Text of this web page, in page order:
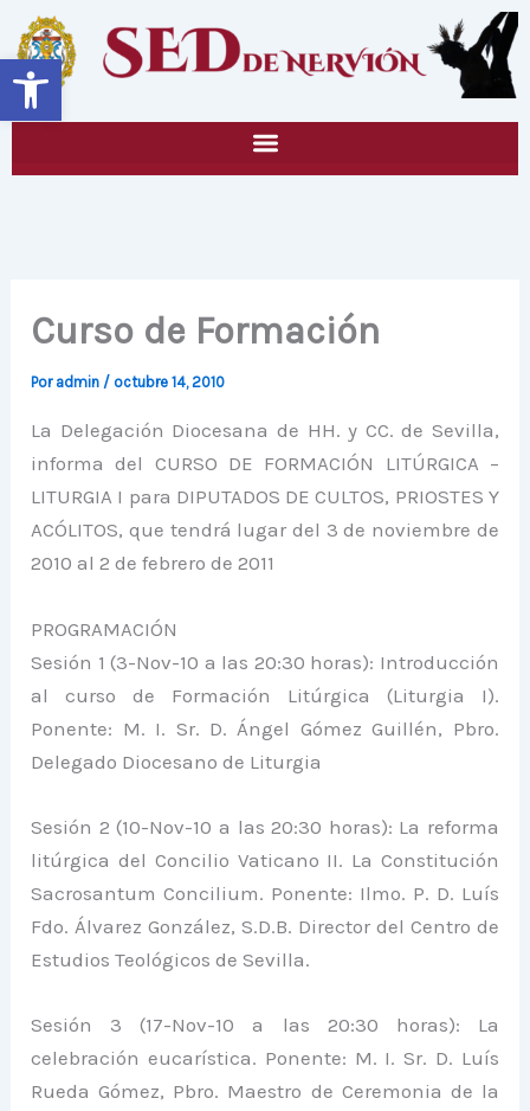
Abrir barra de herramientas
contenido
Curso de Formación
Por admin / octubre 14, 2010
La Delegación Diocesana de HH. y CC. de Sevilla,
informa del CURSO DE FORMACIÓN LITÚRGICA –
LITURGIA I para DIPUTADOS DE CULTOS, PRIOSTES Y
ACÓLITOS, que tendrá lugar del 3 de noviembre de
2010 al 2 de febrero de 2011
PROGRAMACIÓN
Sesión 1 (3-Nov-10 a las 20:30 horas): Introducción
al curso de Formación Litúrgica (Liturgia I).
Ponente: M. I. Sr. D. Ángel Gómez Guillén, Pbro.
Delegado Diocesano de Liturgia
Sesión 2 (10-Nov-10 a las 20:30 horas): La reforma
litúrgica del Concilio Vaticano II. La Constitución
Sacrosantum Concilium. Ponente: Ilmo. P. D. Luís
Fdo. Álvarez González, S.D.B. Director del Centro de
Estudios Teológicos de Sevilla.
Sesión 3 (17-Nov-10 a las 20:30 horas): La
celebración eucarística. Ponente: M. I. Sr. D. Luís
Rueda Gómez, Pbro. Maestro de Ceremonia de la